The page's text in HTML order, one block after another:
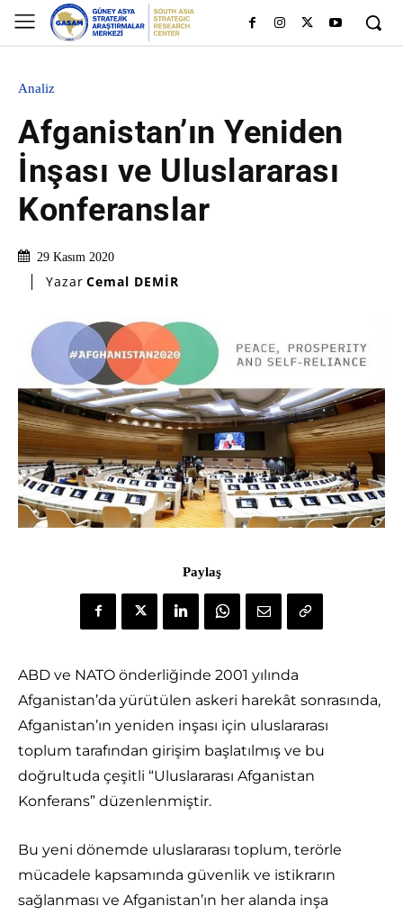
Analiz
Afganistan’ın Yeniden
İnşası ve Uluslararası
Konferanslar
29 Kasım 2020
Yazar Cemal DEMİR
Paylaş
ABD ve NATO önderliğinde 2001 yılında
Afganistan’da yürütülen askeri harekât sonrasında,
Afganistan’ın yeniden inşası için uluslararası
toplum tarafından girişim başlatılmış ve bu
doğrultuda çeşitli “Uluslararası Afganistan
Konferans” düzenlenmiştir.
Bu yeni dönemde uluslararası toplum, terörle
mücadele kapsamında güvenlik ve istikrarın
sağlanması ve Afganistan’ın her alanda inşa